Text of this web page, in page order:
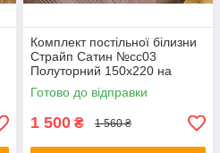
Комплект постільної білизни
Страйп Сатин №сс03
Полуторний 150х220 на
кнопках
Готово до відправки
1 500 ₴ 1 560 ₴